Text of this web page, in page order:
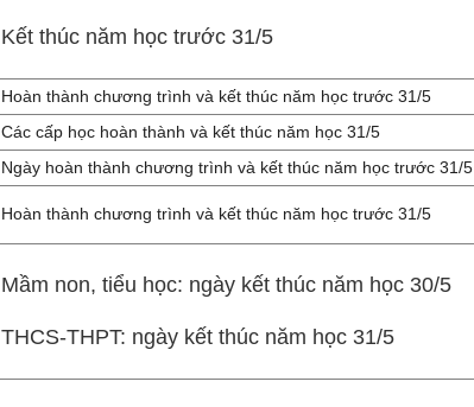
Kết thúc năm học trước 31/5
Hoàn thành chương trình và kết thúc năm học trước 31/5
Các cấp học hoàn thành và kết thúc năm học 31/5
Ngày hoàn thành chương trình và kết thúc năm học trước 31/5
Hoàn thành chương trình và kết thúc năm học trước 31/5
Mầm non, tiểu học: ngày kết thúc năm học 30/5
THCS-THPT: ngày kết thúc năm học 31/5